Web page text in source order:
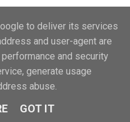
ha nulla da spartire
misteriosa; è un
animali.
1890
to deliver its services
and user-agent are
and security
generate usage
abuse.
GOT IT